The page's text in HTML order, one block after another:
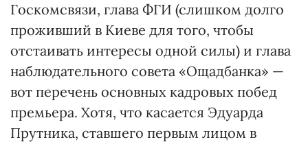
Госкомсвязи, глава ФГИ (слишком долго
проживший в Киеве для того, чтобы
отстаивать интересы одной силы) и глава
наблюдательного совета «Ощадбанка» —
вот перечень основных кадровых побед
премьера. Хотя, что касается Эдуарда
Прутника, ставшего первым лицом в